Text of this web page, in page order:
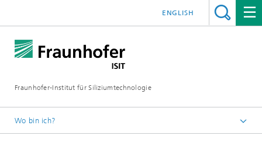
Fraunhofer-Institut für Siliziumtechnologie
ENGLISH
Wo bin ich?